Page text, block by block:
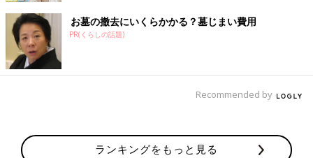
お墓の撤去にいくらかかる？墓じまい費用
PR(くらしの話題)
Recommended by
ランキングをもっと見る